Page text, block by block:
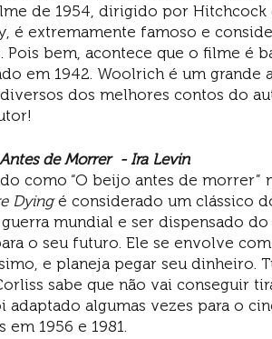
de 1954, dirigido por Hitchcock
é extremamente famoso e
Pois bem, acontece que o filme é
em 1942. Woolrich é um
dos melhores contos do
de Morrer  - Ira Levin
como “O beijo antes de morrer”
Dying é considerado um clássico
mundial e ser dispensado
o seu futuro. Ele se envolve
e planeja pegar seu dinheiro.
sabe que não vai conseguir
adaptado algumas vezes para o
1956 e 1981.